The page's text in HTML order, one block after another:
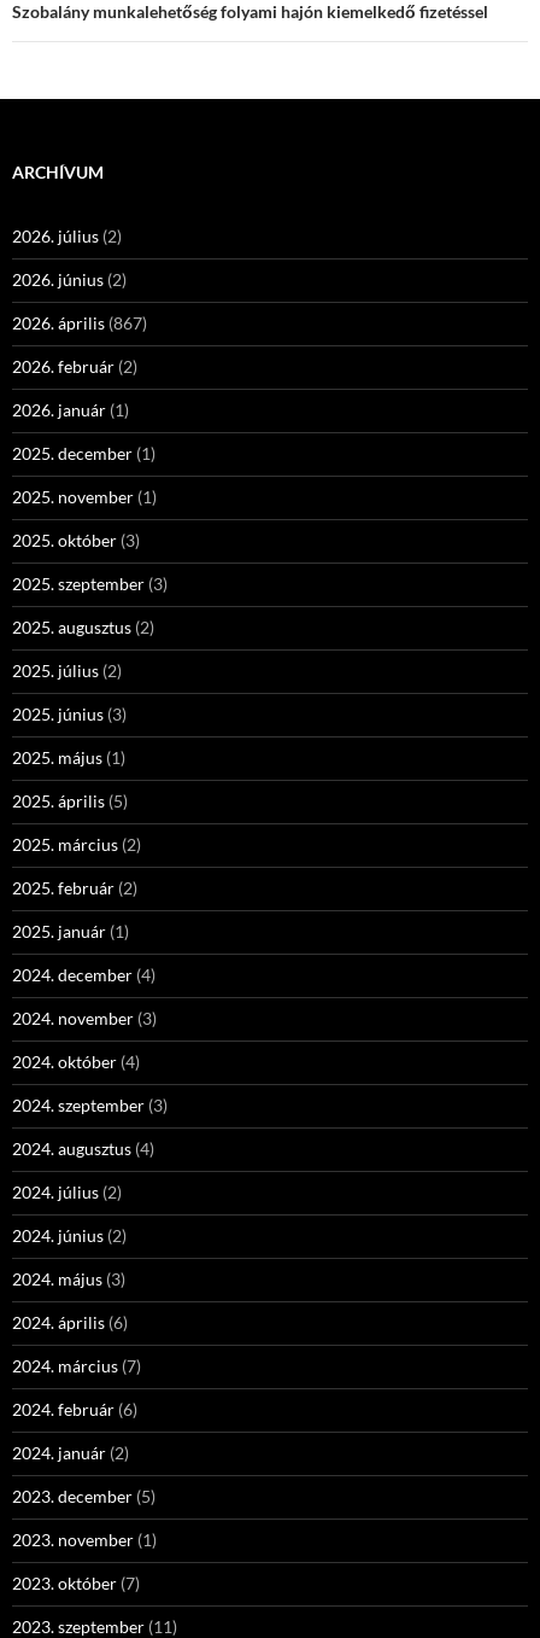
Szobalány munkalehetőség folyami hajón kiemelkedő fizetéssel
ARCHÍVUM
2026. július (2)
2026. június (2)
2026. április (867)
2026. február (2)
2026. január (1)
2025. december (1)
2025. november (1)
2025. október (3)
2025. szeptember (3)
2025. augusztus (2)
2025. július (2)
2025. június (3)
2025. május (1)
2025. április (5)
2025. március (2)
2025. február (2)
2025. január (1)
2024. december (4)
2024. november (3)
2024. október (4)
2024. szeptember (3)
2024. augusztus (4)
2024. július (2)
2024. június (2)
2024. május (3)
2024. április (6)
2024. március (7)
2024. február (6)
2024. január (2)
2023. december (5)
2023. november (1)
2023. október (7)
2023. szeptember (11)